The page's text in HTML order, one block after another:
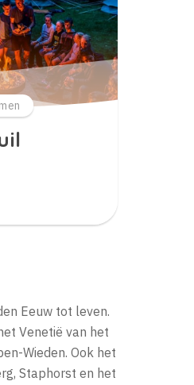
Eeuw tot leven.
Venetië van het
Wieden. Ook het
Staphorst en het